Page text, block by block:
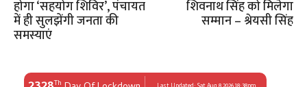
होगा ‘सहयोग शिविर’, पंचायत
में ही सुलझेंगी जनता की
समस्याएं
शिवनाथ सिंह को मिलेगा
सम्मान – श्रेयसी सिंह